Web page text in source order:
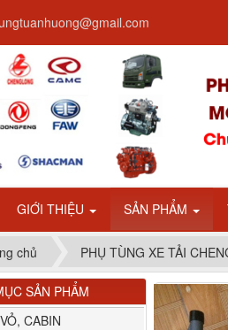
GIỚI THIỆU SẢN PHẨM
chủ PHỤ TÙNG XE TẢI
SẢN PHẨM
CABIN
CAMC H08 dài
2.68m
nước phụ
hải âu...